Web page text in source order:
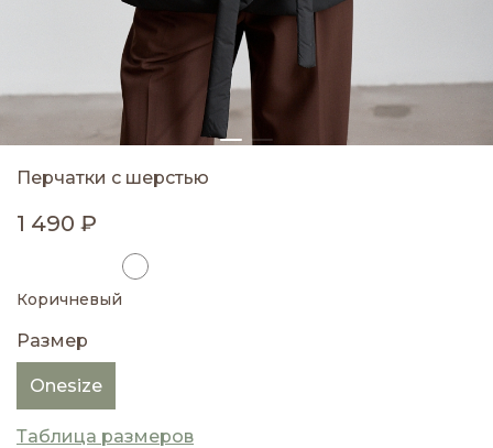
Перчатки с шерстью
1 490 ₽
Коричневый
Размер
Onesize
Таблица размеров